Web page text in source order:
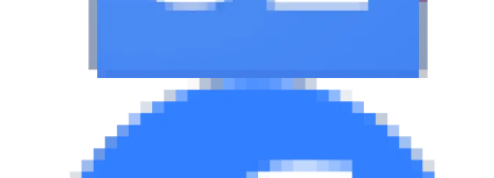
DRIVE USED